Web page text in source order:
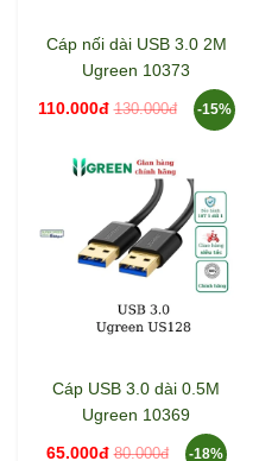
Cáp nối dài USB 3.0 2M
Ugreen 10373
110.000đ 130.000đ -15%
Cáp USB 3.0 dài 0.5M
Ugreen 10369
65.000đ 80.000đ -18%